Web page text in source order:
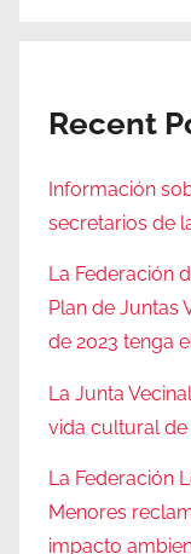
Recent
Información
secretarios de
La Federación
Plan de Juntas
de 2023 tenga
La Junta
vida cultural
La Federación
Menores
impacto